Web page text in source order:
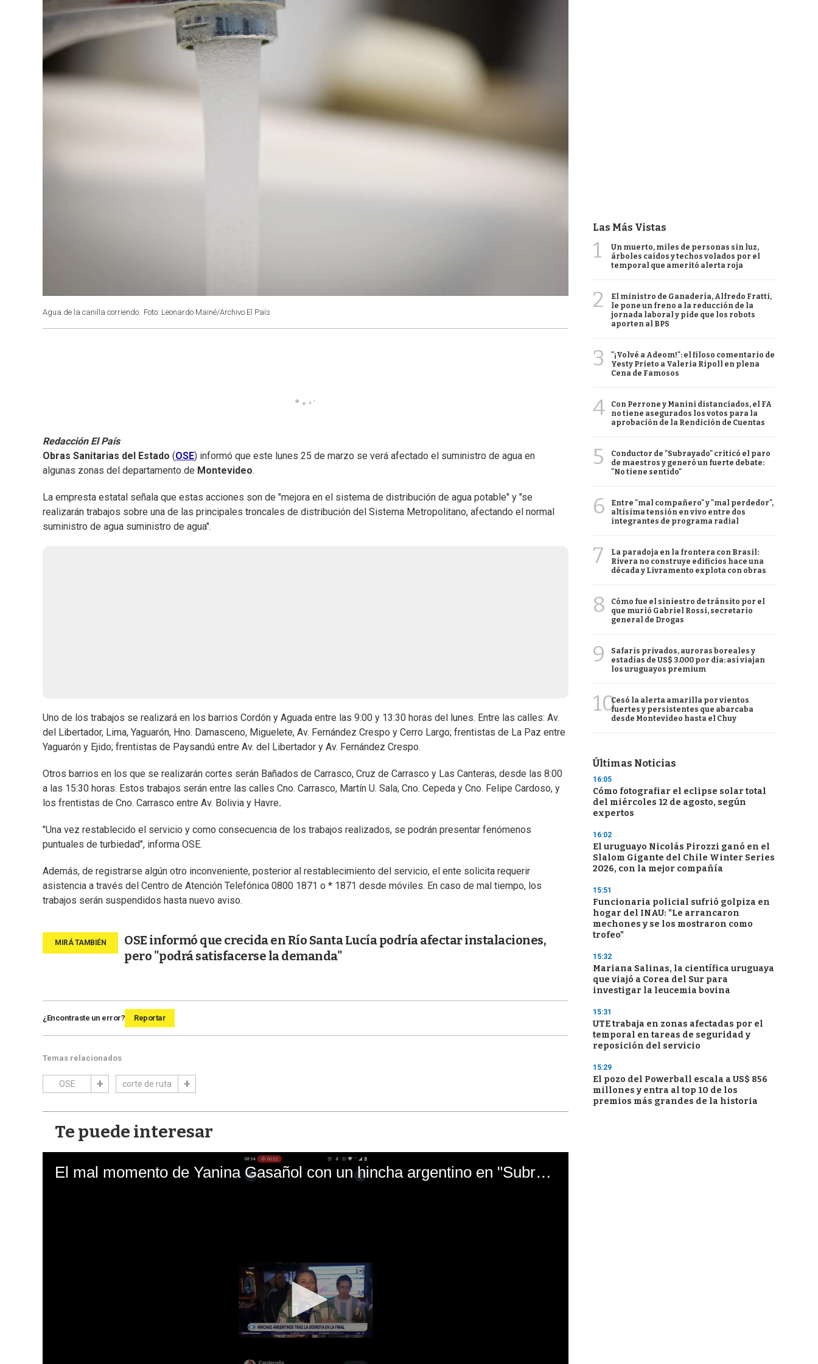
Agua de la canilla corriendo. Foto: Leonardo Mainé/Archivo El País
Redacción El País
Obras Sanitarias del Estado (OSE) informó que este lunes 25 de marzo se verá afectado el suministro de agua en
algunas zonas del departamento de Montevideo.
La empresta estatal señala que estas acciones son de "mejora en el sistema de distribución de agua potable" y "se
realizarán trabajos sobre una de las principales troncales de distribución del Sistema Metropolitano, afectando el normal
suministro de agua suministro de agua".
Uno de los trabajos se realizará en los barrios Cordón y Aguada entre las 9:00 y 13:30 horas del lunes. Entre las calles: Av.
del Libertador, Lima, Yaguarón, Hno. Damasceno, Miguelete, Av. Fernández Crespo y Cerro Largo; frentistas de La Paz entre
Yaguarón y Ejido; frentistas de Paysandú entre Av. del Libertador y Av. Fernández Crespo.
Otros barrios en los que se realizarán cortes serán Bañados de Carrasco, Cruz de Carrasco y Las Canteras, desde las 8:00
a las 15:30 horas. Estos trabajos serán entre las calles Cno. Carrasco, Martín U. Sala, Cno. Cepeda y Cno. Felipe Cardoso, y
los frentistas de Cno. Carrasco entre Av. Bolivia y Havre.
"Una vez restablecido el servicio y como consecuencia de los trabajos realizados, se podrán presentar fenómenos
puntuales de turbiedad", informa OSE.
Además, de registrarse algún otro inconveniente, posterior al restablecimiento del servicio, el ente solicita requerir
asistencia a través del Centro de Atención Telefónica 0800 1871 o * 1871 desde móviles. En caso de mal tiempo, los
trabajos serán suspendidos hasta nuevo aviso.
OSE informó que crecida en Río Santa Lucía podría afectar instalaciones,
pero "podrá satisfacerse la demanda"
¿Encontraste un error? Reportar
Temas relacionados
OSE corte de ruta
Te puede interesar
El mal momento de Yanina Gasañol con un hincha argentino en "Subrayado"
Las Más Vistas
1
Un muerto, miles de personas sin luz,
árboles caídos y techos volados por el
temporal que ameritó alerta roja
2
El ministro de Ganadería, Alfredo Fratti,
le pone un freno a la reducción de la
jornada laboral y pide que los robots
aporten al BPS
3
"¡Volvé a Adeom!": el filoso comentario de
Yesty Prieto a Valeria Ripoll en plena
Cena de Famosos
4
Con Perrone y Manini distanciados, el FA
no tiene asegurados los votos para la
aprobación de la Rendición de Cuentas
5
Conductor de "Subrayado" criticó el paro
de maestros y generó un fuerte debate:
"No tiene sentido"
6
Entre "mal compañero" y "mal perdedor",
altísima tensión en vivo entre dos
integrantes de programa radial
7
La paradoja en la frontera con Brasil:
Rivera no construye edificios hace una
década y Livramento explota con obras
8
Cómo fue el siniestro de tránsito por el
que murió Gabriel Rossi, secretario
general de Drogas
9
Safaris privados, auroras boreales y
estadías de US$ 3.000 por día: así viajan
los uruguayos premium
10Cesó la alerta amarilla por vientos
fuertes y persistentes que abarcaba
desde Montevideo hasta el Chuy
Últimas Noticias
16:05
Cómo fotografiar el eclipse solar total
del miércoles 12 de agosto, según
expertos
16:02
El uruguayo Nicolás Pirozzi ganó en el
Slalom Gigante del Chile Winter Series
2026, con la mejor compañía
15:51
Funcionaria policial sufrió golpiza en
hogar del INAU: "Le arrancaron
mechones y se los mostraron como
trofeo"
15:32
Mariana Salinas, la científica uruguaya
que viajó a Corea del Sur para
investigar la leucemia bovina
15:31
UTE trabaja en zonas afectadas por el
temporal en tareas de seguridad y
reposición del servicio
15:29
El pozo del Powerball escala a US$ 856
millones y entra al top 10 de los
premios más grandes de la historia